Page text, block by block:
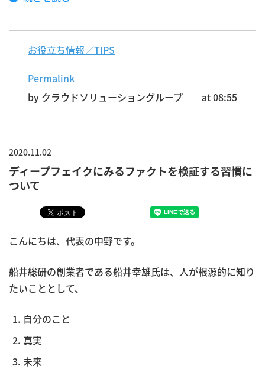
お役立ち情報／TIPS
Permalink
by クラウドソリューショングループ
at 08:55
2020.11.02
ディープフェイクにみるファクトを検証する習慣に
ついて
こんにちは、代表の中野です。
船井総研の創業者である船井幸雄氏は、人が根源的に知り
たいこととして、
自分のこと
真実
未来